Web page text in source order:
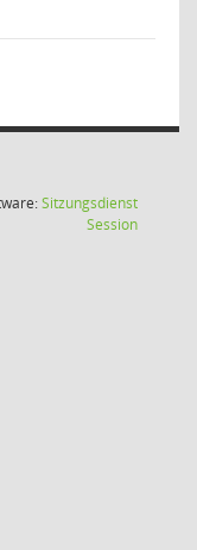
Sitzungsdienst
Session(Wird in